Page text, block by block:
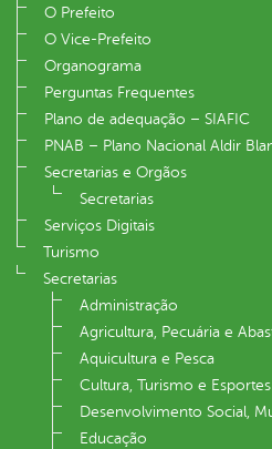
O Prefeito
O Vice-Prefeito
Organograma
Perguntas Frequentes
Plano de adequação – SIAFIC
PNAB – Plano Nacional Aldir
Secretarias e Orgãos
Secretarias
Serviços Digitais
Turismo
Secretarias
Administração
Agricultura, Pecuária e
Aquicultura e Pesca
Cultura, Turismo e Esportes
Desenvolvimento Social,
Educação